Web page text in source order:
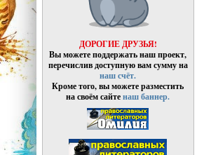
ДОРОГИЕ ДРУЗЬЯ!
Вы можете поддержать наш проект,
перечислив доступную вам сумму на
наш счёт.
Кроме того, вы можете разместить
на своём сайтенаш баннер.